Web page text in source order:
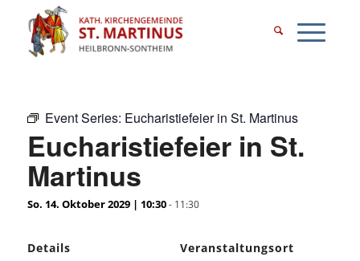
Event Series: Eucharistiefeier in St. Martinus
Eucharistiefeier in St.
Martinus
So. 14. Oktober 2029 | 10:30- 11:30
Details Veranstaltungsort